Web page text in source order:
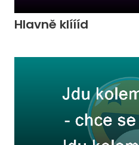
Hlavně klíííd